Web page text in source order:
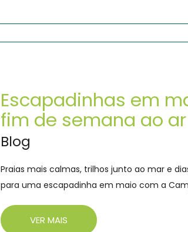
Escapadinhas em
fim de semana ao
Blog
Praias mais calmas, trilhos junto ao mar e
para uma escapadinha em maio com a
VER MAIS